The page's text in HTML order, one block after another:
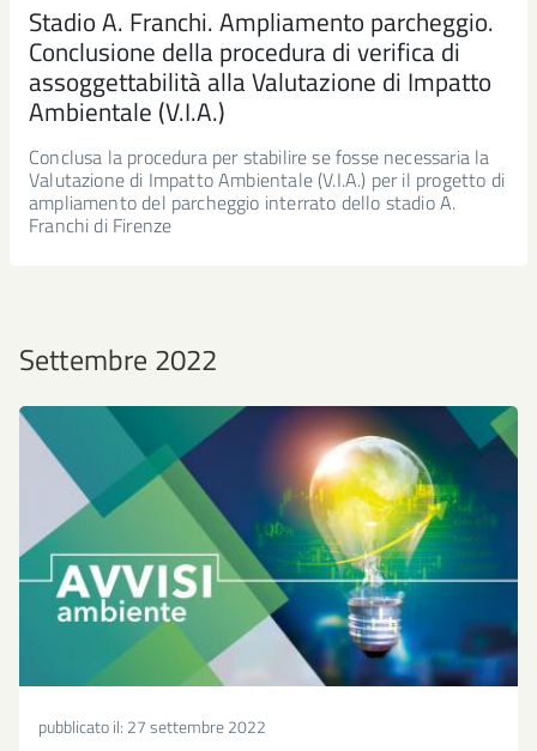
Stadio A. Franchi. Ampliamento parcheggio.
Conclusione della procedura di verifica di
assoggettabilità alla Valutazione di Impatto
Ambientale (V.I.A.)
Conclusa la procedura per stabilire se fosse necessaria la
Valutazione di Impatto Ambientale (V.I.A.) per il progetto di
ampliamento del parcheggio interrato dello stadio A.
Franchi di Firenze
Settembre 2022
pubblicato il: 27 settembre 2022